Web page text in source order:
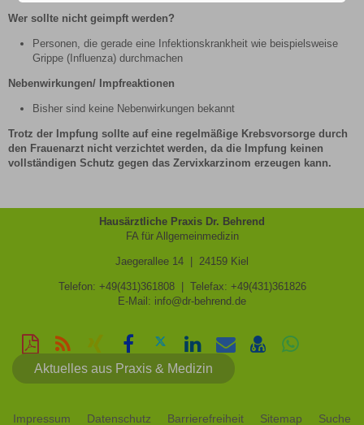
Wer sollte nicht geimpft werden?
Personen, die gerade eine Infektionskrankheit wie beispielsweise
Grippe (Influenza) durchmachen
Nebenwirkungen/ Impfreaktionen
Bisher sind keine Nebenwirkungen bekannt
Trotz der Impfung sollte auf eine regelmäßige Krebsvorsorge durch
den Frauenarzt nicht verzichtet werden, da die Impfung keinen
vollständigen Schutz gegen das Zervixkarzinom erzeugen kann.
Hausärztliche Praxis Dr. Behrend
FA für Allgemeinmedizin
Jaegerallee 14 | 24159 Kiel
Telefon: +49(431)361808 | Telefax: +49(431)361826
E-Mail: info@dr-behrend.de
Diese
Seite
als
PDF
Feed
Auf
Xing
mitteilen
Auf
Facebook
teilen
Auf
Twitter
teilen
Auf
LinkedIn
teilen
Per
Mail
vCard
speichern
Aktuelles aus Praxis & Medizin
Impressum Datenschutz Barrierefreiheit Sitemap Suche